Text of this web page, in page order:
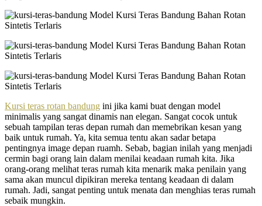
Kursi teras rotan bandung ini jika kami buat dengan model
minimalis yang sangat dinamis nan elegan. Sangat cocok untuk
sebuah tampilan teras depan rumah dan memebrikan kesan yang
baik untuk rumah. Ya, kita semua tentu akan sadar betapa
pentingnya image depan ruamh. Sebab, bagian inilah yang menjadi
cermin bagi orang lain dalam menilai keadaan rumah kita. Jika
orang-orang melihat teras rumah kita menarik maka penilain yang
sama akan muncul dipikiran mereka tentang keadaan di dalam
rumah. Jadi, sangat penting untuk menata dan menghias teras rumah
sebaik mungkin.